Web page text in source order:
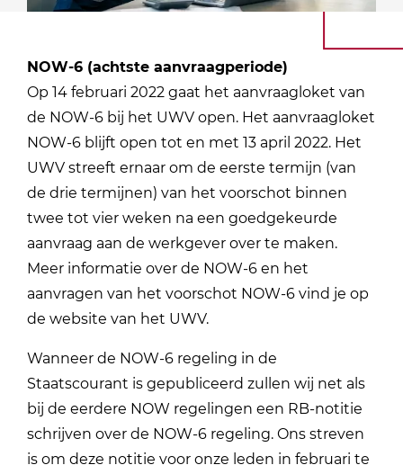
NOW-6 (achtste aanvraagperiode)
Op 14 februari 2022 gaat het aanvraagloket van
de NOW-6 bij het UWV open. Het aanvraagloket
NOW-6 blijft open tot en met 13 april 2022. Het
UWV streeft ernaar om de eerste termijn (van
de drie termijnen) van het voorschot binnen
twee tot vier weken na een goedgekeurde
aanvraag aan de werkgever over te maken.
Meer informatie over de NOW-6 en het
aanvragen van het voorschot NOW-6 vind je op
de website van het UWV.
Wanneer de NOW-6 regeling in de
Staatscourant is gepubliceerd zullen wij net als
bij de eerdere NOW regelingen een RB-notitie
schrijven over de NOW-6 regeling. Ons streven
is om deze notitie voor onze leden in februari te